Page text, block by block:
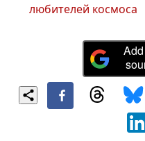
любителей космоса